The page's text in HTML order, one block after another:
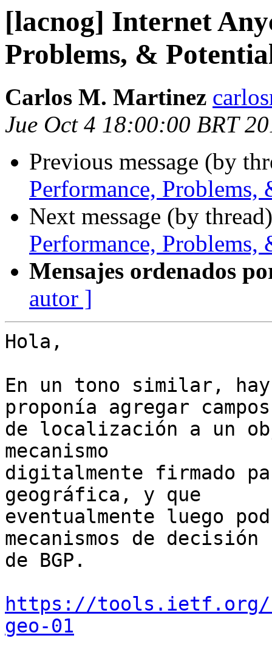
[lacnog] Internet
Problems, &
Carlos M. Martinez
Jue Oct 4 18:00:00 BRT
Previous message (by
Performance, Problems,
Next message (by
Performance, Problems,
Mensajes ordenados
autor ]
Hola,
En un tono similar,
proponía agregar
de localización a un
mecanismo
digitalmente firmado
geográfica, y que
eventualmente luego
mecanismos de decisión
de BGP.
https://tools.ietf.org/
geo-01